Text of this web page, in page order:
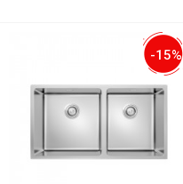
-15%